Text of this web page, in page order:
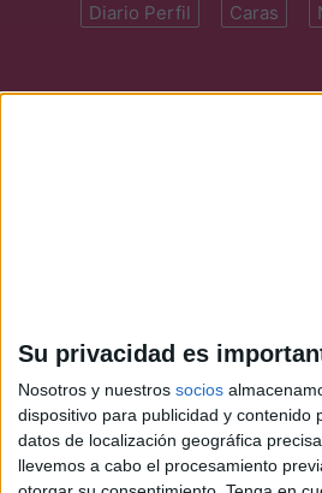
Su privacidad es
Nosotros y nuestros socios
dispositivo para publicidad y contenido
datos de localización geográfica
llevemos a cabo el procesamiento
Diario Perfil Caras